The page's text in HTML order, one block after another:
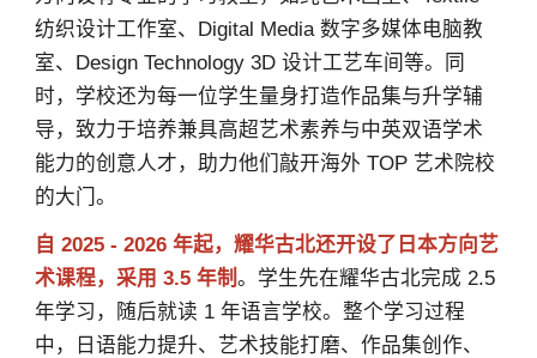
纺织设计工作室、Digital Media 数字多媒体电脑教
室、Design Technology 3D 设计工艺车间等。同
时，学校还为每一位学生量身打造作品集与升学辅
导，致力于培养兼具高超艺术素养与中英双语学术
能力的创意人才，助力他们敲开海外 TOP 艺术院校
的大门。
自 2025 - 2026 年起，耀华古北还开设了日本方向艺
术课程，采用 3.5 年制。学生先在耀华古北完成 2.5
年学习，随后就读 1 年语言学校。整个学习过程
中，日语能力提升、艺术技能打磨、作品集创作、